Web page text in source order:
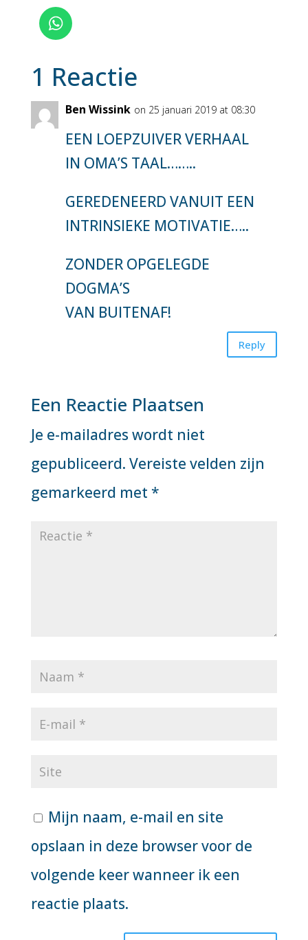
1 Reactie
Ben Wissink on 25 januari 2019 at 08:30
EEN LOEPZUIVER VERHAAL
IN OMA’S TAAL……..
GEREDENEERD VANUIT EEN
INTRINSIEKE MOTIVATIE…..
ZONDER OPGELEGDE
DOGMA’S
VAN BUITENAF!
Reply
Een Reactie Plaatsen
Je e-mailadres wordt niet
gepubliceerd. Vereiste velden zijn
gemarkeerd met *
Mijn naam, e-mail en site
opslaan in deze browser voor de
volgende keer wanneer ik een
reactie plaats.